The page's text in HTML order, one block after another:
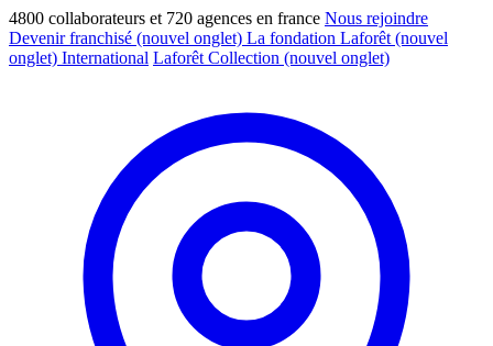
4800 collaborateurs et 720 agences en france Nous rejoindre
Devenir franchisé (nouvel onglet) La fondation Laforêt (nouvel
onglet) International Laforêt Collection (nouvel onglet)